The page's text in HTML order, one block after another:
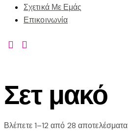
Σχετικά Με Εμάς
Επικοινωνία
Σετ μακό
Βλέπετε 1–12 από 28 αποτελέσματα